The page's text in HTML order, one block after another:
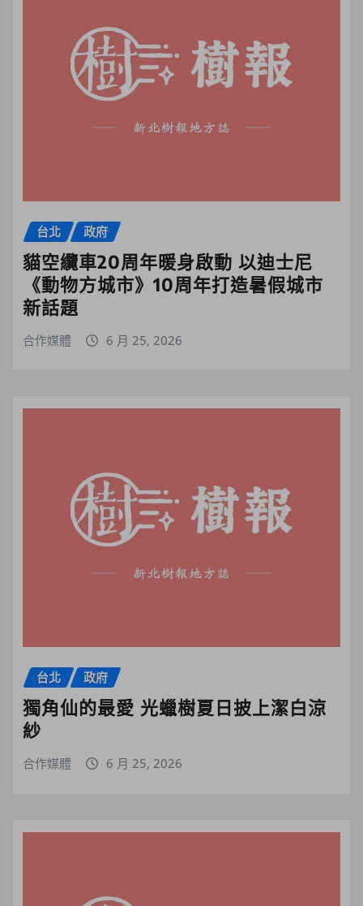
台北 政府
貓空纜車20周年暖身啟動 以迪士尼
《動物方城市》10周年打造暑假城市
新話題
合作媒體 6 月 25, 2026
台北 政府
獨角仙的最愛 光蠟樹夏日披上潔白涼
紗
合作媒體 6 月 25, 2026